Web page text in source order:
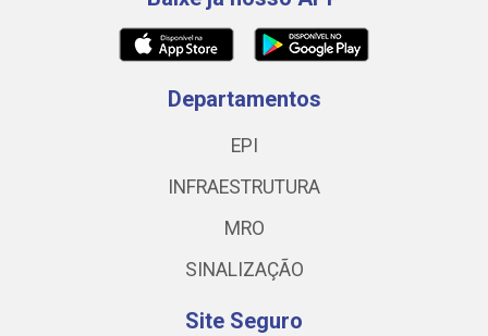
Departamentos
EPI
INFRAESTRUTURA
MRO
SINALIZAÇÃO
Site Seguro